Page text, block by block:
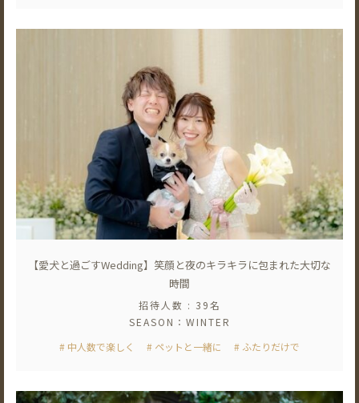
【愛犬と過ごすWedding】笑顔と夜のキラキラに包まれた大切な
時間
招待人数 : 39名
SEASON：WINTER
# 中人数で楽しく
# ペットと一緒に # ふたりだけで